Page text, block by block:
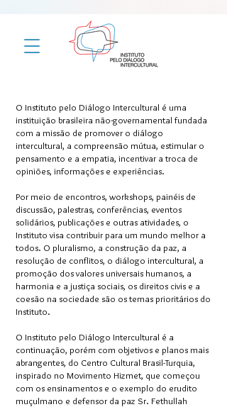
O Instituto pelo Diálogo Intercultural é uma
instituição brasileira não-governamental fundada
com a missão de promover o diálogo
intercultural, a compreensão mútua, estimular o
pensamento e a empatia, incentivar a troca de
opiniões, informações e experiências.
Por meio de encontros, workshops, painéis de
discussão, palestras, conferências, eventos
solidários, publicações e outras atividades, o
Instituto visa contribuir para um mundo melhor a
todos. O pluralismo, a construção da paz, a
resolução de conflitos, o diálogo intercultural, a
promoção dos valores universais humanos, a
harmonia e a justiça sociais, os direitos civis e a
coesão na sociedade são os temas prioritários do
Instituto.
O Instituto pelo Diálogo Intercultural é a
continuação, porém com objetivos e planos mais
abrangentes, do Centro Cultural Brasil-Turquia,
inspirado no Movimento Hizmet, que começou
com os ensinamentos e o exemplo do erudito
muçulmano e defensor da paz Sr. Fethullah